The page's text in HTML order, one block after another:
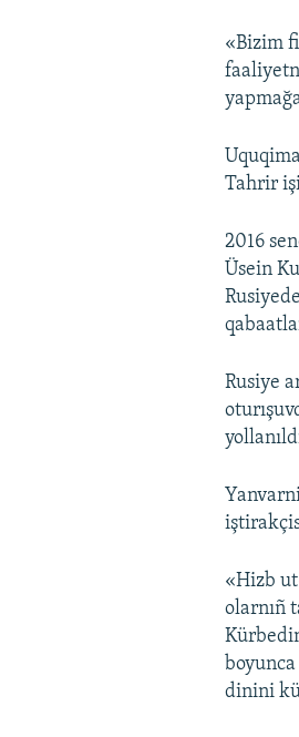
«Bizim
Tahrir
2016
Üsein
Rusiye
«Hizb
olarnıñ
dinini